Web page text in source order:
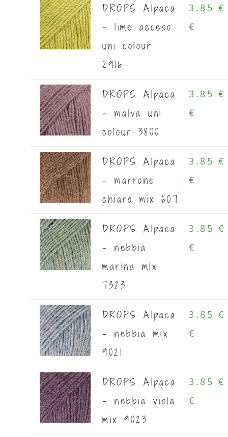
DROPS Alpaca
- lime acceso
uni colour
2916
3.85 €
€
DROPS Alpaca
- malva uni
colour 3800
3.85 €
€
DROPS Alpaca
- marrone
chiaro mix 607
3.85 €
€
DROPS Alpaca
- nebbia
marina mix
7323
3.85 €
€
DROPS Alpaca
- nebbia mix
9021
3.85 €
€
DROPS Alpaca
- nebbia viola
mix 9023
3.85 €
€